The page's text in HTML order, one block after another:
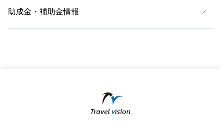
助成金・補助金情報